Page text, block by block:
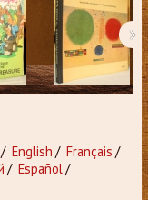
›
/ English / Français /
/ Español/